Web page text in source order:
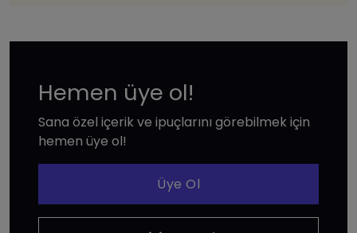
Hemen üye ol!
Sana özel içerik ve ipuçlarını görebilmek için
hemen üye ol!
Üye Ol